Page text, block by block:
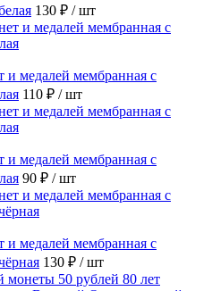
130 ₽ / шт
и медалей мембранная с
110 ₽ / шт
и медалей мембранная с
90 ₽ / шт
и медалей мембранная с
130 ₽ / шт